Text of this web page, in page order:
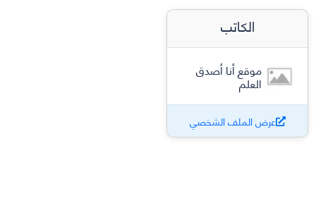
الكاتب
موقع أنا أصدق
العلم
عرض الملف الشخصي